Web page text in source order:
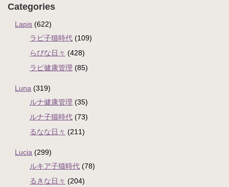
Categories
Lapis (622)
ラピ子猫時代 (109)
らぴな日々 (428)
ラピ健康管理 (85)
Luna (319)
ルナ健康管理 (35)
ルナ子猫時代 (73)
るなな日々 (211)
Lucia (299)
ルキア子猫時代 (78)
るきな日々 (204)